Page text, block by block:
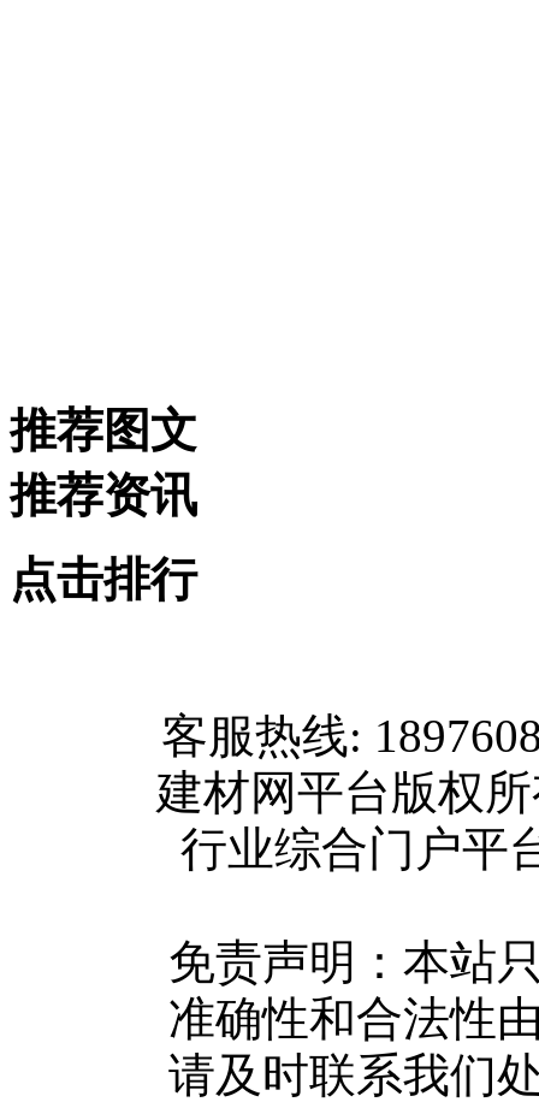
推荐图文
推荐资讯
点击排行
客服热线:
建材网平台版权
行业综合门户平
免责声明：本站
准确性和合法性
请及时联系我们